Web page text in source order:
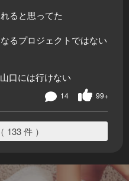
ると思ってた
るプロジェクトではない
口には行けない
99+
14
133 件 ）